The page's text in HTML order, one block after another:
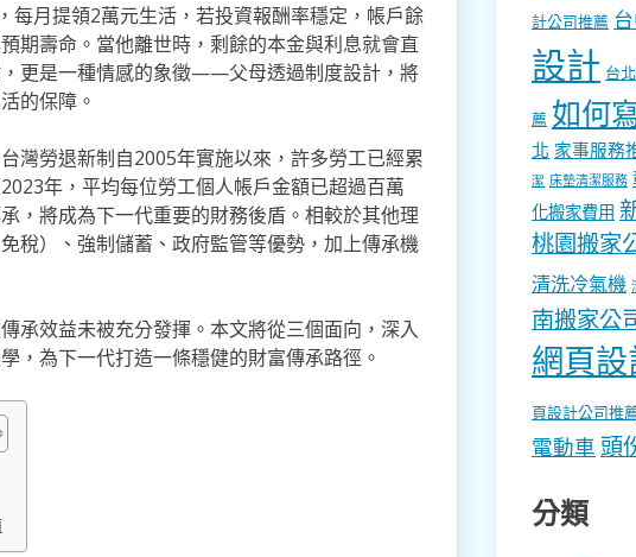
每月提領2萬元生活，若投資報酬率穩定，帳戶餘
期壽命。當他離世時，剩餘的本金與利息就會直
更是一種情感的象徵——父母透過制度設計，將
的保障。
灣勞退新制自2005年實施以來，許多勞工已經累
年，平均每位勞工個人帳戶金額已超過百萬
，將成為下一代重要的財務後盾。相較於其他理
稅）、強制儲蓄、政府監管等優勢，加上傳承機
承效益未被充分發揮。本文將從三個面向，深入
，為下一代打造一條穩健的財富傳承路徑。
計公司推薦
設計 台
薦 如何
北 家事服務
潔 床墊清潔服務
化搬家費用
桃園搬家
清洗冷氣機
南搬家公
網頁設
頁設計公司推
電動車 頭
分類